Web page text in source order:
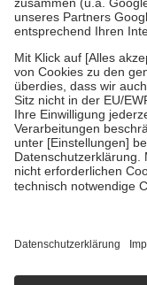
Verordnung.
Um das Engagement
stärken und die
fallenkeine
• Kindern und
mit Ausnahme der
• Untersuchungen zur
GKV getragen werden
• empfohlenen
• Harn- und
getroffen, um
https://